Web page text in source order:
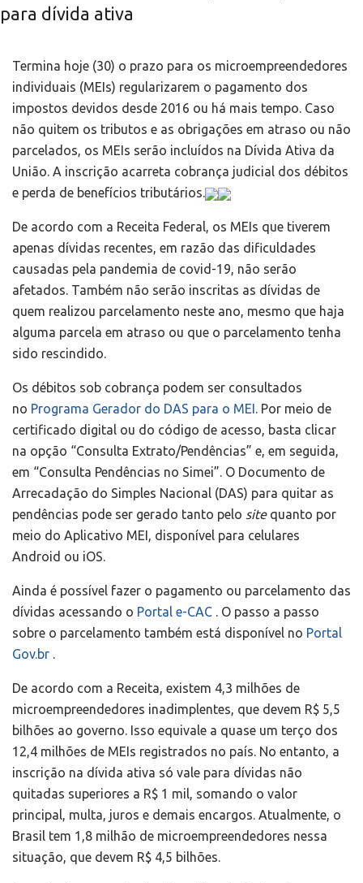
para dívida ativa
Termina hoje (30) o prazo para os microempreendedores
individuais (MEIs) regularizarem o pagamento dos
impostos devidos desde 2016 ou há mais tempo. Caso
não quitem os tributos e as obrigações em atraso ou não
parcelados, os MEIs serão incluídos na Dívida Ativa da
União. A inscrição acarreta cobrança judicial dos débitos
e perda de benefícios tributários.
De acordo com a Receita Federal, os MEIs que tiverem
apenas dívidas recentes, em razão das dificuldades
causadas pela pandemia de covid-19, não serão
afetados. Também não serão inscritas as dívidas de
quem realizou parcelamento neste ano, mesmo que haja
alguma parcela em atraso ou que o parcelamento tenha
sido rescindido.
Os débitos sob cobrança podem ser consultados
no Programa Gerador do DAS para o MEI . Por meio de
certificado digital ou do código de acesso, basta clicar
na opção “Consulta Extrato/Pendências” e, em seguida,
em “Consulta Pendências no Simei”. O Documento de
Arrecadação do Simples Nacional (DAS) para quitar as
pendências pode ser gerado tanto pelo sitequanto por
meio do Aplicativo MEI, disponível para celulares
Android ou iOS.
Ainda é possível fazer o pagamento ou parcelamento das
dívidas acessando o Portal e-CAC . O passo a passo
sobre o parcelamento também está disponível no Portal
Gov.br .
De acordo com a Receita, existem 4,3 milhões de
microempreendedores inadimplentes, que devem R$ 5,5
bilhões ao governo. Isso equivale a quase um terço dos
12,4 milhões de MEIs registrados no país. No entanto, a
inscrição na dívida ativa só vale para dívidas não
quitadas superiores a R$ 1 mil, somando o valor
principal, multa, juros e demais encargos. Atualmente, o
Brasil tem 1,8 milhão de microempreendedores nessa
situação, que devem R$ 4,5 bilhões.